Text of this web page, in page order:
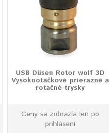
USB Düsen Rotor wolf 3D
Vysokootáčkové prierazné a
rotačné trysky
Ceny sa zobrazia len po
prihlásení